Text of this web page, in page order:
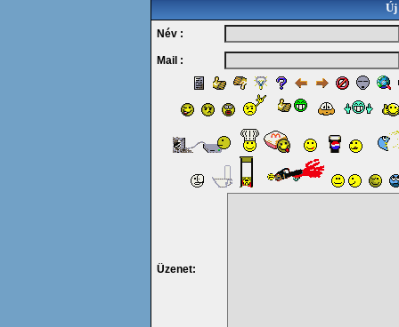
Új
Név :
Mail :
Üzenet: